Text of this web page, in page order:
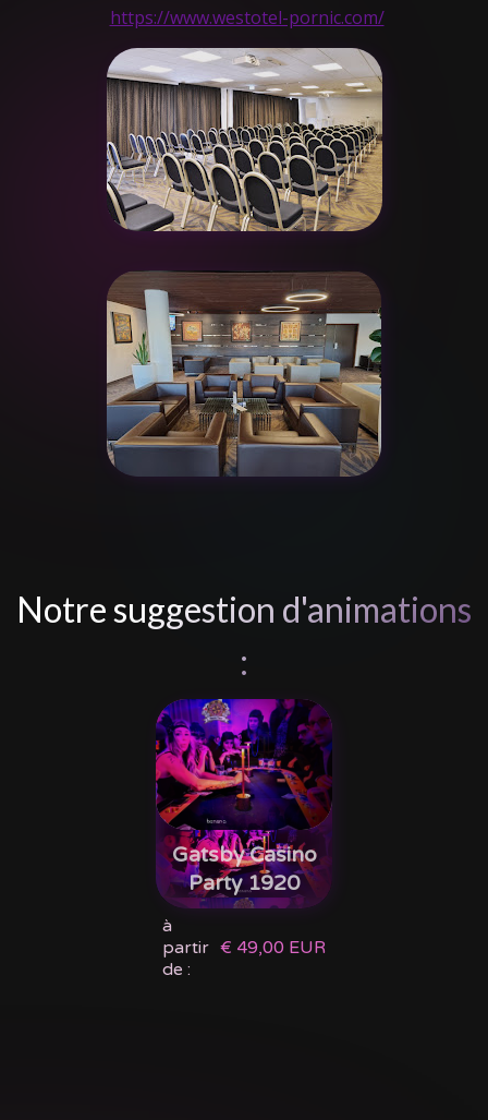
https://www.westotel-pornic.com/
Notre suggestion d'animations
:
Gatsby Casino
Party 1920
à
partir
de :
€ 49,00 EUR